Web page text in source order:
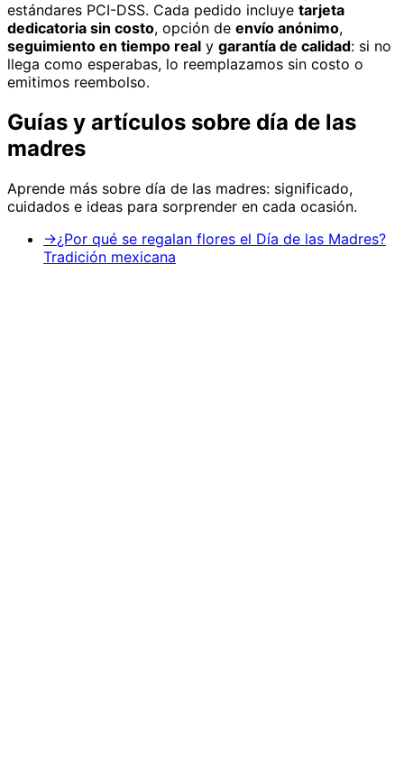
estándares PCI-DSS. Cada pedido incluye tarjeta
dedicatoria sin costo, opción de envío anónimo,
seguimiento en tiempo real y garantía de calidad: si no
llega como esperabas, lo reemplazamos sin costo o
emitimos reembolso.
Guías y artículos sobre día de las
madres
Aprende más sobre día de las madres: significado,
cuidados e ideas para sorprender en cada ocasión.
→¿Por qué se regalan flores el Día de las Madres?
Tradición mexicana